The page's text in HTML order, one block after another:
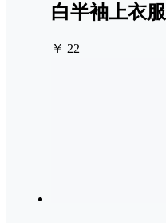
白半袖上衣服
￥ 22